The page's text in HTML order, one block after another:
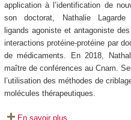
application à l’identification de
son doctorat, Nathalie
ligands agoniste et antagoniste
interactions protéine-protéine par
de médicaments. En 2018,
maître de conférences au Cnam.
l’utilisation des méthodes de
molécules thérapeutiques.
En savoir plus